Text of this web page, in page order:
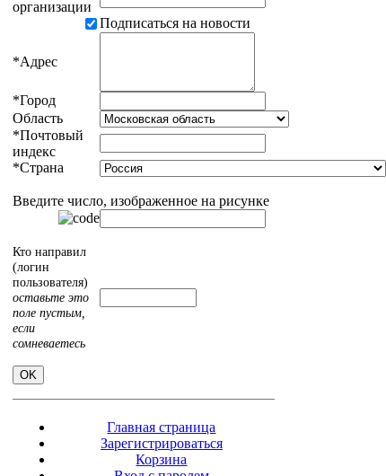
организации
Подписаться на новости
*Адрес
*Город
Область
*Почтовый
индекс
*Страна
Введите число, изображенное на рисунке
Кто направил
(логин
пользователя)
оставьте это
поле пустым,
если
сомневаетесь
Главная страница
Зарегистрироваться
Корзина